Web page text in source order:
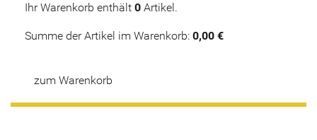
Ihr Warenkorb enthält 0 Artikel.
Summe der Artikel im Warenkorb: 0,00 €
zum Warenkorb